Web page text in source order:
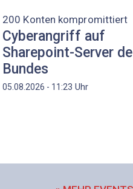
200 Konten kompromittiert
Cyberangriff auf
Sharepoint-Server
Bundes
05.08.2026 - 11:23 Uhr